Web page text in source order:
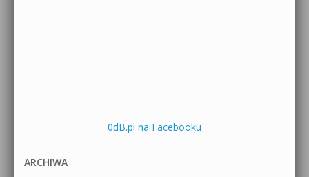
0dB.pl na Facebooku
ARCHIWA